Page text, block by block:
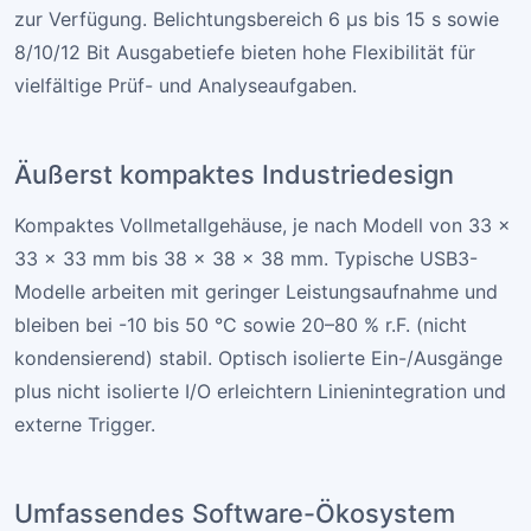
zur Verfügung. Belichtungsbereich 6 µs bis 15 s sowie
8/10/12 Bit Ausgabetiefe bieten hohe Flexibilität für
vielfältige Prüf- und Analyseaufgaben.
Äußerst kompaktes Industriedesign
Kompaktes Vollmetallgehäuse, je nach Modell von 33 ×
33 × 33 mm bis 38 × 38 × 38 mm. Typische USB3-
Modelle arbeiten mit geringer Leistungsaufnahme und
bleiben bei -10 bis 50 °C sowie 20–80 % r.F. (nicht
kondensierend) stabil. Optisch isolierte Ein-/Ausgänge
plus nicht isolierte I/O erleichtern Linienintegration und
externe Trigger.
Umfassendes Software-Ökosystem